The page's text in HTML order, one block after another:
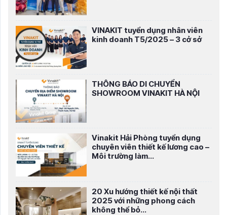
VINAKIT tuyển dụng nhân viên
kinh doanh T5/2025 – 3 cở sở
THÔNG BÁO DI CHUYỂN
SHOWROOM VINAKIT HÀ NỘI
Vinakit Hải Phòng tuyển dụng
chuyên viên thiết kế lương cao –
Môi trường làm...
20 Xu hướng thiết kế nội thất
2025 với những phong cách
không thể bỏ...